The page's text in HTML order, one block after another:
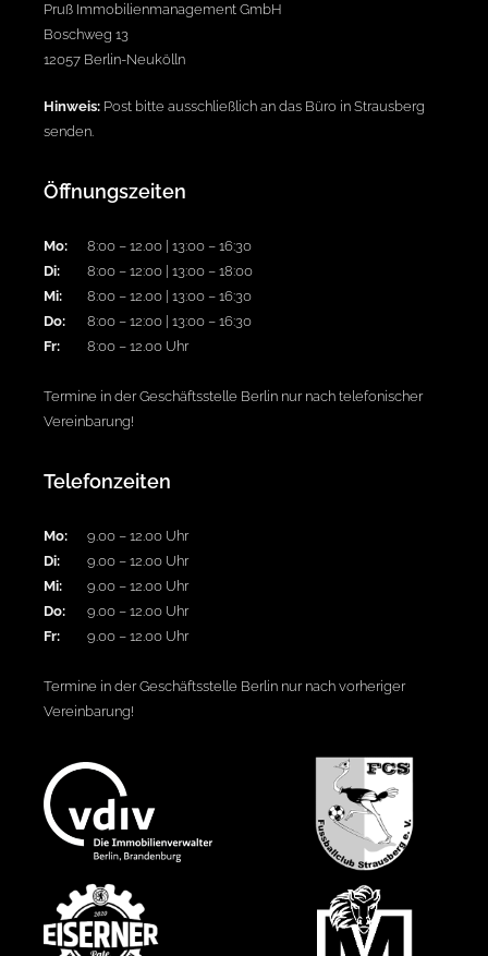
Pruß Immobilienmanagement GmbH
Boschweg 13
12057 Berlin-Neukölln
Hinweis: Post bitte ausschließlich an das Büro in Strausberg
senden.
Öffnungszeiten
Mo:
8:00 – 12.00 | 13:00 – 16:30
Di:
8:00 – 12:00 | 13:00 – 18:00
Mi:
8:00 – 12.00 | 13:00 – 16:30
Do:
8:00 – 12:00 | 13:00 – 16:30
Fr:
8:00 – 12.00 Uhr
Termine in der Geschäftsstelle Berlin nur nach telefonischer
Vereinbarung!
Telefonzeiten
Mo:
9.00 – 12.00 Uhr
Di:
9.00 – 12.00 Uhr
Mi:
9.00 – 12.00 Uhr
Do:
9.00 – 12.00 Uhr
Fr:
9.00 – 12.00 Uhr
Termine in der Geschäftsstelle Berlin nur nach vorheriger
Vereinbarung!